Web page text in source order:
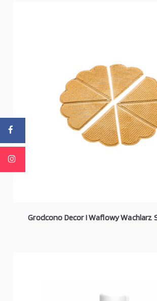
Grodcono Decor I Waflowy Wachlarz